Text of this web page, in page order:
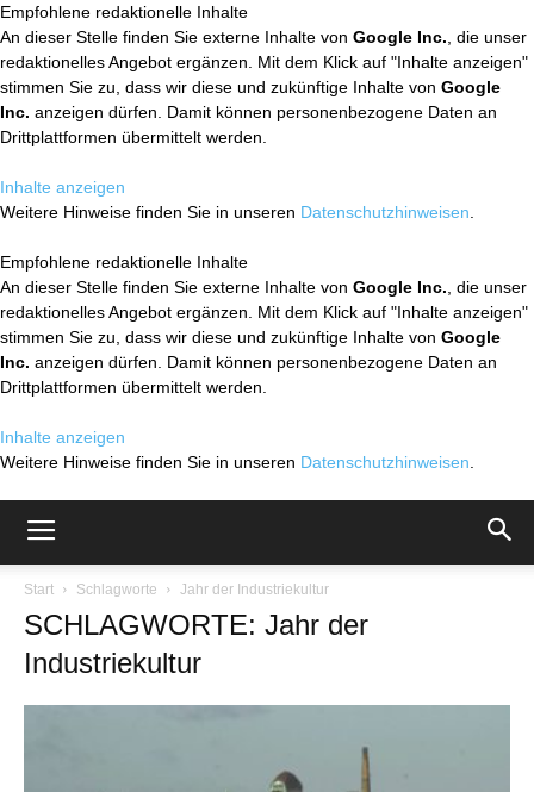
Empfohlene redaktionelle Inhalte
An dieser Stelle finden Sie externe Inhalte von Google Inc. , die unser
redaktionelles Angebot ergänzen. Mit dem Klick auf "Inhalte anzeigen"
stimmen Sie zu, dass wir diese und zukünftige Inhalte von Google
Inc. anzeigen dürfen. Damit können personenbezogene Daten an
Drittplattformen übermittelt werden.
Inhalte anzeigen
Weitere Hinweise finden Sie in unseren Datenschutzhinweisen
Empfohlene redaktionelle Inhalte
An dieser Stelle finden Sie externe Inhalte von Google Inc. , die unser
redaktionelles Angebot ergänzen. Mit dem Klick auf "Inhalte anzeigen"
stimmen Sie zu, dass wir diese und zukünftige Inhalte von Google
Inc. anzeigen dürfen. Damit können personenbezogene Daten an
Drittplattformen übermittelt werden.
Inhalte anzeigen
Weitere Hinweise finden Sie in unseren Datenschutzhinweisen
Start Schlagworte Jahr der Industriekultur
SCHLAGWORTE: Jahr der
Industriekultur